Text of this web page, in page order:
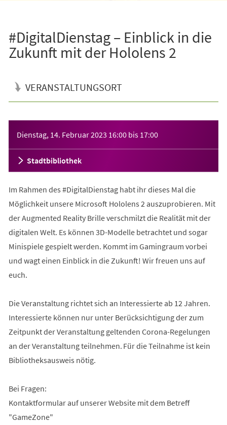
#DigitalDienstag – Einblick in die
Zukunft mit der Hololens 2
VERANSTALTUNGSORT
Dienstag, 14. Februar 2023 16:00 bis 17:00
Stadtbibliothek
Im Rahmen des #DigitalDienstag habt ihr dieses Mal die
Möglichkeit unsere Microsoft Hololens 2 auszuprobieren. Mit
der Augmented Reality Brille verschmilzt die Realität mit der
digitalen Welt. Es können 3D-Modelle betrachtet und sogar
Minispiele gespielt werden. Kommt im Gamingraum vorbei
und wagt einen Einblick in die Zukunft! Wir freuen uns auf
euch.
Die Veranstaltung richtet sich an Interessierte ab 12 Jahren.
Interessierte können nur unter Berücksichtigung der zum
Zeitpunkt der Veranstaltung geltenden Corona-Regelungen
an der Veranstaltung teilnehmen. Für die Teilnahme ist kein
Bibliotheksausweis nötig.
Bei Fragen:
Kontaktformular auf unserer Website mit dem Betreff
"GameZone"